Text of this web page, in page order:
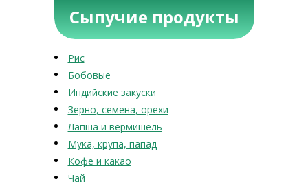
Сыпучие продукты
Рис
Бобовые
Индийские закуски
Зерно, семена, орехи
Лапша и вермишель
Мука, крупа, папад
Кофе и какао
Чай